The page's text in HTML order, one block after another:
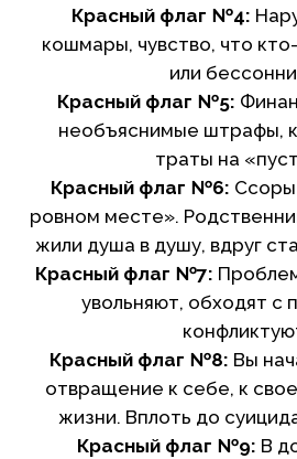
Красный флаг №4:
кошмары, чувство, что
или
Красный флаг №5:
необъяснимые штрафы,
траты на
Красный флаг №6: Ссоры
ровном месте».
жили душа в душу, вдруг
Красный флаг №7:
увольняют, обходят с
Красный флаг №8: Вы
отвращение к себе, к
жизни. Вплоть до
Красный флаг №9: В